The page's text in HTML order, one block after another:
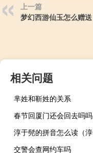
上一篇
梦幻西游仙玉怎么赠送
相关问题
芈姓和靳姓的关系
春节回厦门还会回去吗吗
交警会查网约车吗